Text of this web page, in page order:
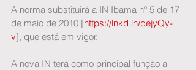
A norma substituirá a IN Ibama nº 5 de 17
de maio de 2010 [https://lnkd.in/dejyQy-
v], que está em vigor.
A nova IN terá como principal função a